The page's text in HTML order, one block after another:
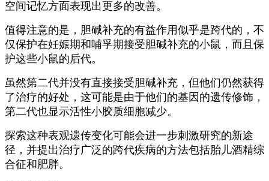
空间记忆方面表现出更多的改善。
值得注意的是，胆碱补充的有益作用似乎是跨代的，不
仅保护在妊娠期和哺孚期接受胆碱补充的小鼠，而且保
护这些小鼠的后代。
虽然第二代并没有直接接受胆碱补充，但他们仍然获得
了治疗的好处，这可能是由于他们的基因的遗传修饰，
第二代也显示活性小胶质细胞减少。
探索这种表观遗传变化可能会进一步刺激研究的新途
径，并提出治疗广泛的跨代疾病的方法包括胎儿酒精综
合征和肥胖。